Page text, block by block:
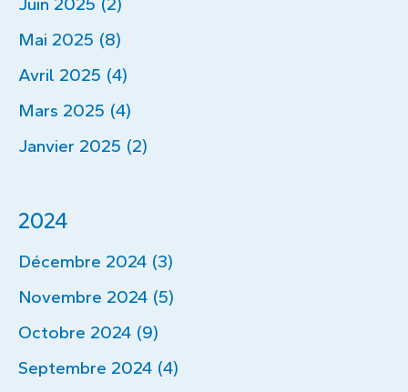
Juin 2025 (2)
Mai 2025 (8)
Avril 2025 (4)
Mars 2025 (4)
Janvier 2025 (2)
2024
Décembre 2024 (3)
Novembre 2024 (5)
Octobre 2024 (9)
Septembre 2024 (4)